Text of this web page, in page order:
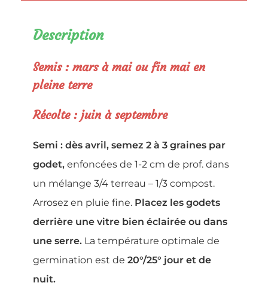
Description
Semis : mars à mai ou fin mai en
pleine terre
Récolte : juin à septembre
Semi : dès avril, semez 2 à 3 graines par
godet, enfoncées de 1-2 cm de prof. dans
un mélange 3/4 terreau – 1/3 compost.
Arrosez en pluie fine. Placez les godets
derrière une vitre bien éclairée ou dans
une serre. La température optimale de
germination est de 20°/25° jour et de
nuit.